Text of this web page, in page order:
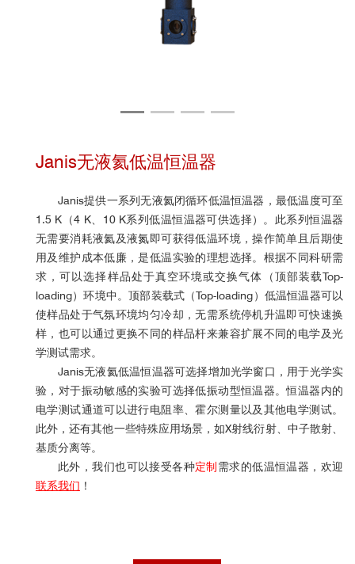
Janis无液氦低温恒温器
Janis提供一系列无液氦闭循环低温恒温器，最低温度可至
1.5 K（4 K、10 K系列低温恒温器可供选择）。此系列恒温器
无需要消耗液氦及液氮即可获得低温环境，操作简单且后期使
用及维护成本低廉，是低温实验的理想选择。根据不同科研需
求，可以选择样品处于真空环境或交换气体（顶部装载Top-
loading）环境中。顶部装载式（Top-loading）低温恒温器可以
使样品处于气氛环境均匀冷却，无需系统停机升温即可快速换
样，也可以通过更换不同的样品杆来兼容扩展不同的电学及光
学测试需求。
Janis无液氦低温恒温器可选择增加光学窗口，用于光学实
验，对于振动敏感的实验可选择低振动型恒温器。恒温器内的
电学测试通道可以进行电阻率、霍尔测量以及其他电学测试。
此外，还有其他一些特殊应用场景，如X射线衍射、中子散射、
基质分离等。
此外，我们也可以接受各种定制 需求的低温恒温器，欢迎
联系我们 ！